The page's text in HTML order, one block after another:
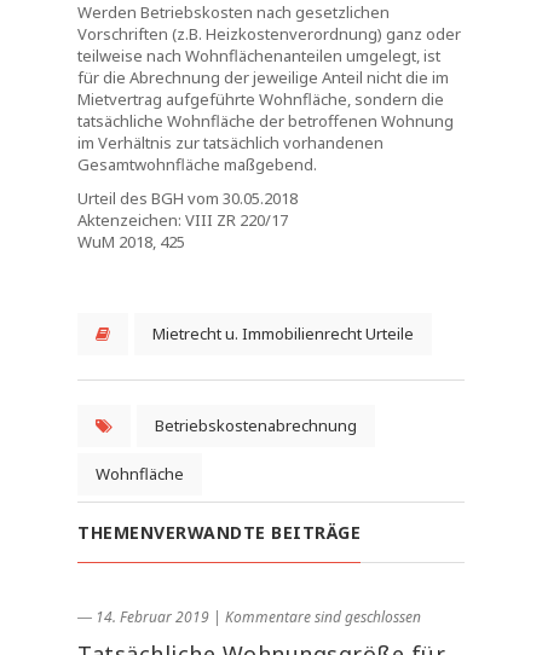
Werden Betriebskosten nach gesetzlichen
Vorschriften (z.B. Heizkostenverordnung) ganz oder
teilweise nach Wohnflächenanteilen umgelegt, ist
für die Abrechnung der jeweilige Anteil nicht die im
Mietvertrag aufgeführte Wohnfläche, sondern die
tatsächliche Wohnfläche der betroffenen Wohnung
im Verhältnis zur tatsächlich vorhandenen
Gesamtwohnfläche maßgebend.
Urteil des BGH vom 30.05.2018
Aktenzeichen: VIII ZR 220/17
WuM 2018, 425
Mietrecht u. Immobilienrecht Urteile
Betriebskostenabrechnung
Wohnfläche
THEMENVERWANDTE BEITRÄGE
― 14. Februar 2019 | Kommentare sind geschlossen